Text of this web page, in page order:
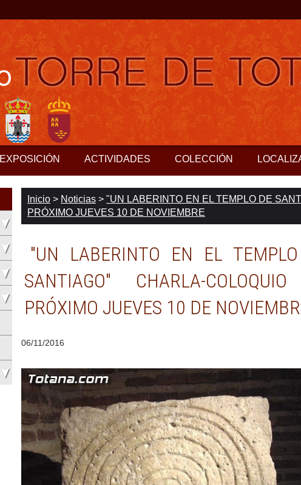
EXPOSICIÓN ACTIVIDADES COLECCIÓN
Inicio > Noticias >"UN LABERINTO EN EL TEMPLO DE
PRÓXIMO JUEVES 10 DE NOVIEMBRE
"UN LABERINTO EN EL
SANTIAGO" CHARLA-
PRÓXIMO JUEVES 10 DE
06/11/2016